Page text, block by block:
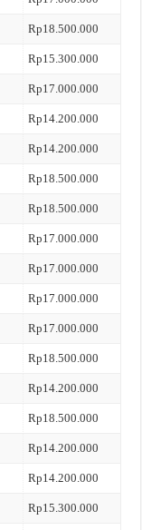
Rp18.500.000
Rp15.300.000
Rp17.000.000
Rp14.200.000
Rp14.200.000
Rp18.500.000
Rp18.500.000
Rp17.000.000
Rp17.000.000
Rp17.000.000
Rp17.000.000
Rp18.500.000
Rp14.200.000
Rp18.500.000
Rp14.200.000
Rp14.200.000
Rp15.300.000